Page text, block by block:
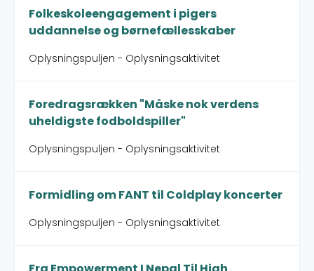
Folkeskoleengagement i pigers
uddannelse og børnefællesskaber
Oplysningspuljen - Oplysningsaktivitet
Foredragsrækken "Måske nok verdens
uheldigste fodboldspiller"
Oplysningspuljen - Oplysningsaktivitet
Formidling om FANT til Coldplay koncerter
Oplysningspuljen - Oplysningsaktivitet